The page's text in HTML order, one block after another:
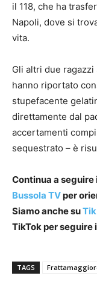
il 118, che ha
Napoli, dove si
vita.
Gli altri due
hanno riportato
stupefacente
direttamente dal
accertamenti
sequestrato – è
Continua a seguire
Bussola TVper
Siamo anche su
TikTok per seguire
TAGS